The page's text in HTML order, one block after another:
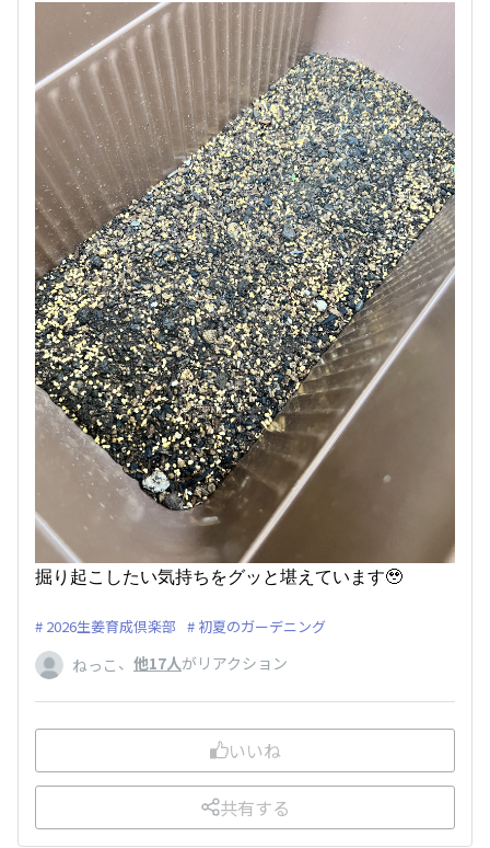
掘り起こしたい気持ちをグッと堪えています🥹
2026生姜育成倶楽部 初夏のガーデニング
ねっこ 、 他17人がリアクション
いいね
共有する